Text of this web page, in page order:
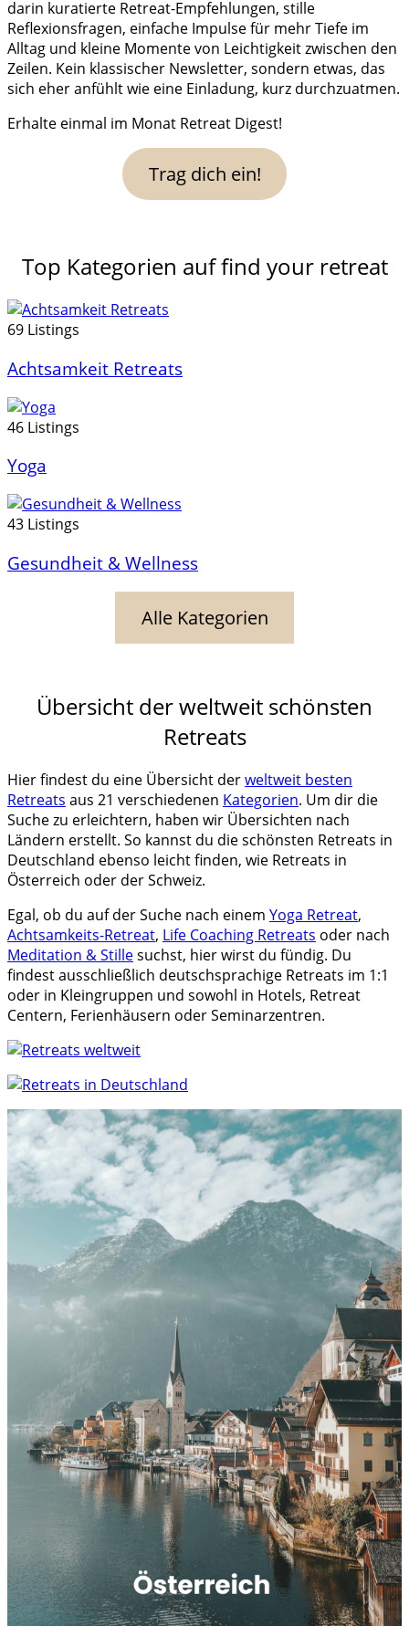
darin kuratierte Retreat-Empfehlungen, stille
Reflexionsfragen, einfache Impulse für mehr Tiefe im
Alltag und kleine Momente von Leichtigkeit zwischen den
Zeilen. Kein klassischer Newsletter, sondern etwas, das
sich eher anfühlt wie eine Einladung, kurz durchzuatmen.
Erhalte einmal im Monat Retreat Digest!
Trag dich ein!
Top Kategorien auf find your retreat
69 Listings
Achtsamkeit Retreats
46 Listings
Yoga
43 Listings
Gesundheit & Wellness
Alle Kategorien
Übersicht der weltweit schönsten
Retreats
Hier findest du eine Übersicht derweltweit besten
Retreats aus 21 verschiedenen Kategorien. Um dir die
Suche zu erleichtern, haben wir Übersichten nach
Ländern erstellt. So kannst du die schönsten Retreats in
Deutschland ebenso leicht finden, wie Retreats in
Österreich oder der Schweiz.
Egal, ob du auf der Suche nach einem Yoga Retreat,
Achtsamkeits-Retreat, Life Coaching Retreats oder nach
Meditation & Stillesuchst, hier wirst du fündig. Du
findest ausschließlich deutschsprachige Retreats im 1:1
oder in Kleingruppen und sowohl in Hotels, Retreat
Centern, Ferienhäusern oder Seminarzentren.